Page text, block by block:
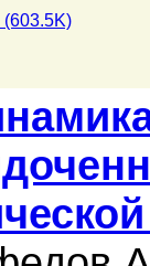
(603.5K)